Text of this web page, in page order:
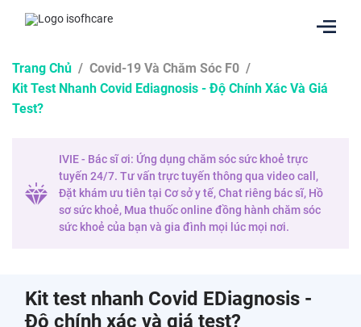
Trang Chủ / Covid-19 Và Chăm Sóc F0 /
Kit Test Nhanh Covid Ediagnosis - Độ Chính Xác Và Giá
Test?
IVIE - Bác sĩ ơi: Ứng dụng chăm sóc sức khoẻ trực
tuyến 24/7. Tư vấn trực tuyến thông qua video call,
Đặt khám ưu tiên tại Cơ sở y tế, Chat riêng bác sĩ, Hồ
sơ sức khoẻ, Mua thuốc online đồng hành chăm sóc
sức khoẻ của bạn và gia đình mọi lúc mọi nơi.
Kit test nhanh Covid EDiagnosis -
Độ chính xác và giá test?